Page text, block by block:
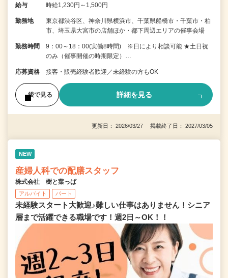
給与 時給1,230円～1,500円
勤務地
東京都渋谷区、神奈川県横浜市、千葉県船橋市・千葉市・柏
市、埼玉県大宮市の店舗ほか・都下周辺エリアの催事会場
勤務時間
9：00～18：00(実働8時間) ※日により相談可能 ★土日祝
のみ（催事開催の時期限定）…
応募資格 接客・販売経験者歓迎／未経験の方もOK
後で見る 詳細を見る
更新日： 2026/03/27 掲載終了日： 2027/03/05
NEW
産婦人科での配膳スタッフ
株式会社 樹と葉っぱ
アルバイト パート
未経験スタート大歓迎♪難しい仕事はありません！シニア
層まで活躍できる職場です！週2日～OK！！